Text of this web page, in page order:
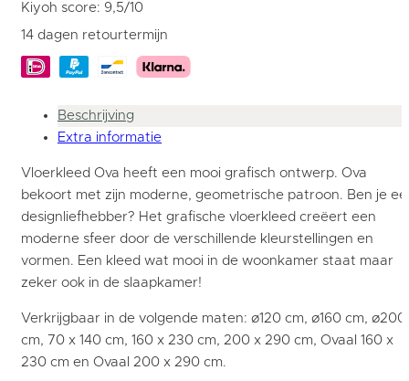
Kiyoh score: 9,5/10
14 dagen retourtermijn
Beschrijving
Extra informatie
Vloerkleed Ova heeft een mooi grafisch ontwerp. Ova
bekoort met zijn moderne, geometrische patroon. Ben je
designliefhebber? Het grafische vloerkleed creëert een
moderne sfeer door de verschillende kleurstellingen en
vormen. Een kleed wat mooi in de woonkamer staat maar
zeker ook in de slaapkamer!
Verkrijgbaar in de volgende maten: ø120 cm, ø160 cm, ø200
cm, 70 x 140 cm, 160 x 230 cm, 200 x 290 cm, Ovaal 160 x
230 cm en Ovaal 200 x 290 cm.